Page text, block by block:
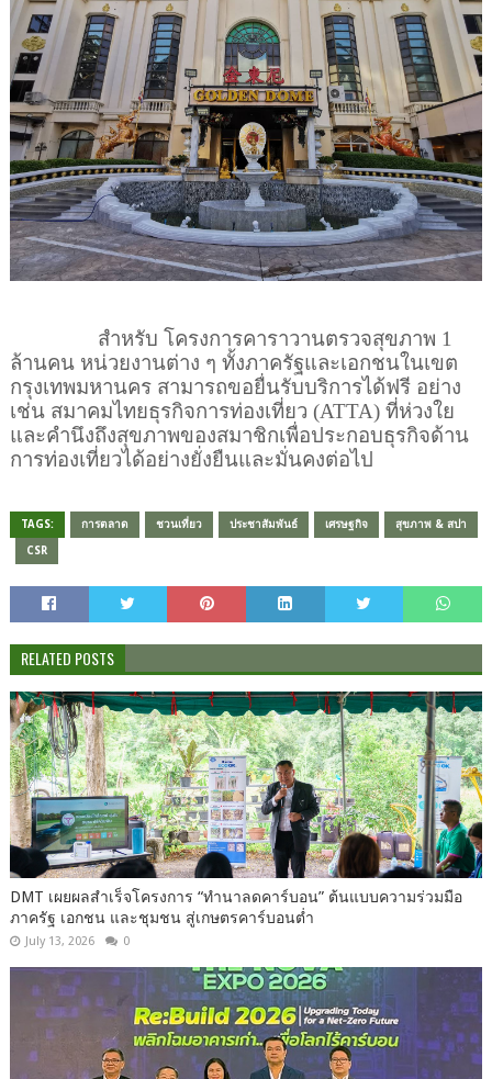
สำหรับ โครงการคาราวานตรวจสุขภาพ 1
ล้านคน หน่วยงานต่าง ๆ ทั้งภาครัฐและเอกชนในเขต
กรุงเทพมหานคร สามารถขอยื่นรับบริการได้ฟรี อย่าง
เช่น สมาคมไทยธุรกิจการท่องเที่ยว (ATTA)ที่ห่วงใย
และคำนึงถึงสุขภาพของสมาชิกเพื่อประกอบธุรกิจด้าน
การท่องเที่ยวได้อย่างยั่งยืนและมั่นคงต่อไป
TAGS: การตลาด ชวนเที่ยว ประชาสัมพันธ์ เศรษฐกิจ สุขภาพ & สปา
CSR
RELATED POSTS
DMT เผยผลสำเร็จโครงการ “ทำนาลดคาร์บอน” ต้นแบบความร่วมมือ
ภาครัฐ เอกชน และชุมชน สู่เกษตรคาร์บอนต่ำ
July 13, 2026 0